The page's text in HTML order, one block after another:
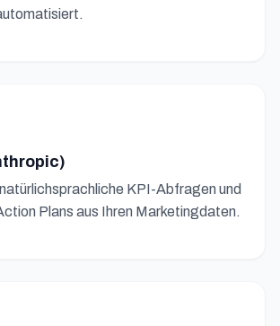
KPI-Abfragen und
Plans aus Ihren Marketingdaten.